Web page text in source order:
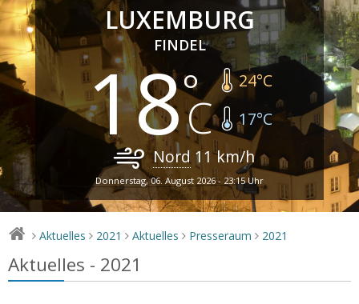
LUXEMBURG
FINDEL
18 24°C
17°C
Nord 11km/h
Donnerstag, 06. August 2026 - 23:15 Uhr
> Aktuelles > 2021 > Aktuelles > Presseraum > 2021
Aktuelles - 2021